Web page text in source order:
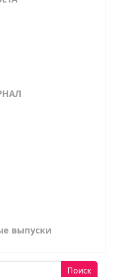
выпуски
Поиск